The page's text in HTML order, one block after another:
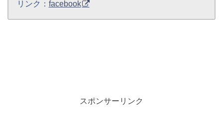
リンク： facebook
スポンサーリンク